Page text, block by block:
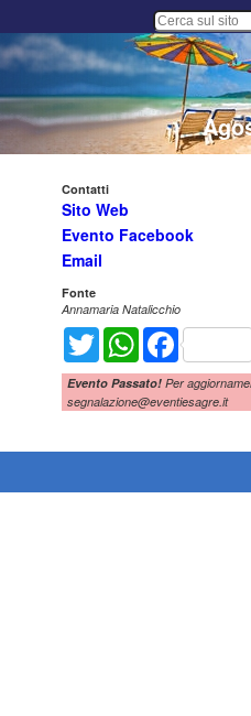
Contatti
Sito Web
Evento Facebook
Email
Fonte
Annamaria Natalicchio
Twitter WhatsAppFacebook
Evento Passato! Per
segnalazione@eventiesagre.it